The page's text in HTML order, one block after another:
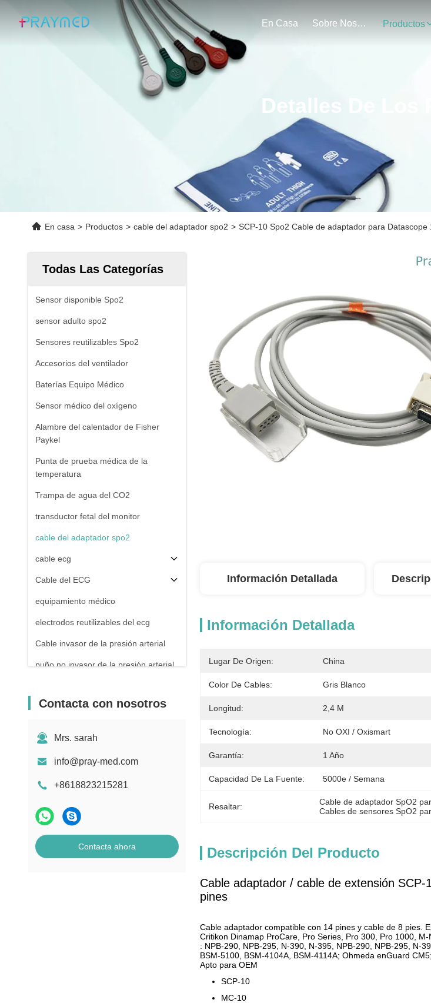
En Casa Sobre Nosotros Productos
Detalles De Los
En casa > Productos > cable del adaptador spo2 > SCP-10 Spo2 Cable de adaptador para
Todas Las Categorías
Sensor disponible Spo2
sensor adulto spo2
Sensores reutilizables Spo2
Accesorios del ventilador
Baterías Equipo Médico
Sensor médico del oxígeno
Alambre del calentador de Fisher
Paykel
Punta de prueba médica de la
temperatura
Trampa de agua del CO2
transductor fetal del monitor
cable del adaptador spo2
cable ecg
Cable del ECG
equipamiento médico
electrodos reutilizables del ecg
Cable invasor de la presión arterial
puño no invasor de la presión arterial
Electrosurgical
Contacta con nosotros
Mrs. sarah
info@pray-med.com
+8618823215281
Contacta ahora
Información Detallada
Información Detallada
Lugar De Origen: China
Color De Cables: Gris Blanco
Longitud: 2,4 M
Tecnología: No OXI / Oxismart
Garantía: 1 Año
Capacidad De La Fuente: 5000e / Semana
Resaltar: Cable de adaptador SpO2
Cables de sensores SpO2
Descripción Del Producto
Cable adaptador / cable de extensión
pines
Cable adaptador compatible con 14 pines y cable de 8 pies.
Critikon Dinamap ProCare, Pro Series, Pro 300, Pro 1000,
: NPB-290, NPB-295, N-390, N-395, NPB-290, NPB-295, N-
BSM-5100, BSM-4104A, BSM-4114A; Ohmeda enGuard
Apto para OEM
SCP-10
MC-10